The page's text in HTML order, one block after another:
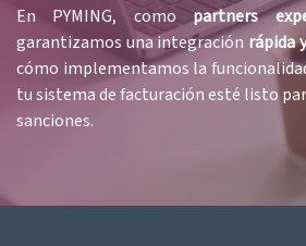
En PYMING, comopartners
garantizamos una integración rápida
cómo implementamos la
tu sistema de facturación esté listo
sanciones.